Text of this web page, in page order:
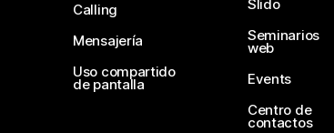
Calling
Mensajería
Uso compartido
de pantalla
Slido
Seminarios
web
Events
Centro de
contactos